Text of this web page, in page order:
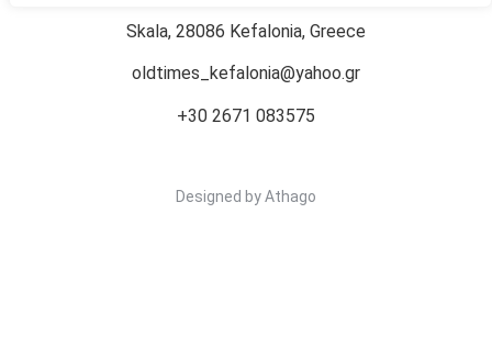
Skala, 28086 Kefalonia, Greece
oldtimes_kefalonia@yahoo.gr
+30 2671 083575
Designed byAthago